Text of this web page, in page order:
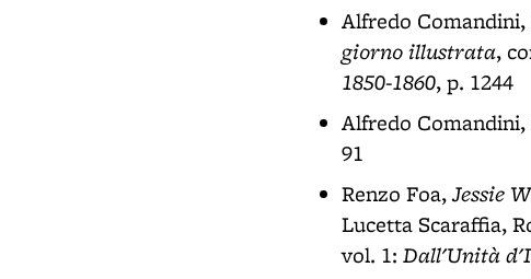
Alfredo Comandini,
giorno illustrata,
1850-1860, p. 1244
Alfredo Comandini,
91
Renzo Foa,Jessie
Lucetta Scaraffia,
vol. 1: Dall'Unità